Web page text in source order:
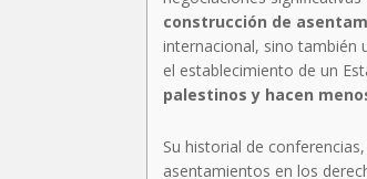
construcción de
internacional, sino también
el establecimiento de un
palestinos y hacen
Su historial de
asentamientos en los